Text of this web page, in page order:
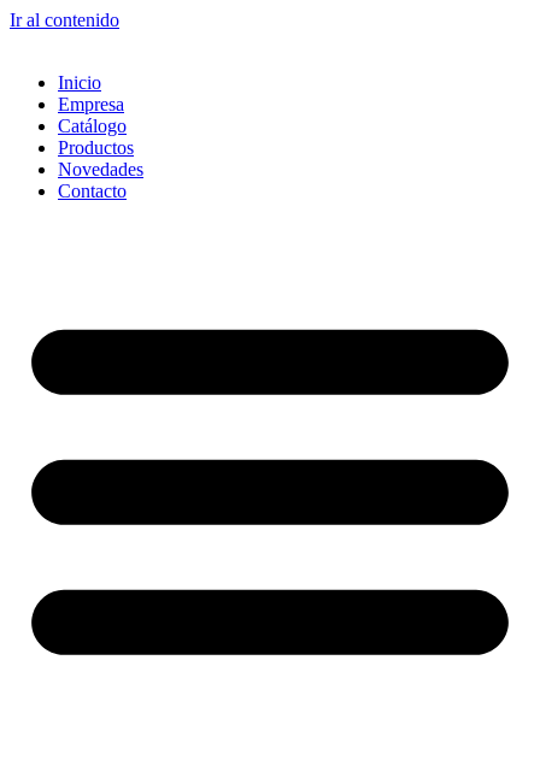
Ir al contenido
Inicio
Empresa
Catálogo
Productos
Novedades
Contacto